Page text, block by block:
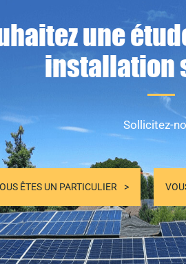
une
installation
Sollicitez-
ÊTES UN PARTICULIER